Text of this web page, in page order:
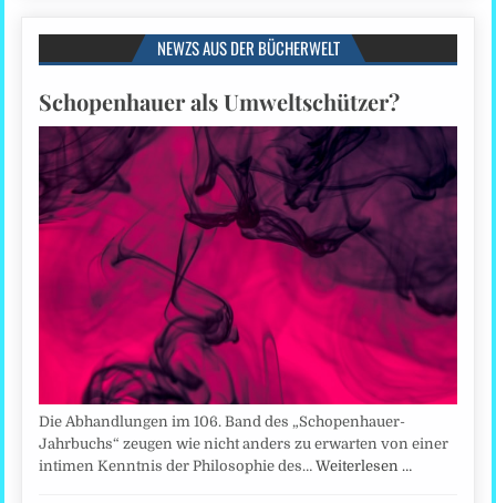
NEWZS AUS DER BÜCHERWELT
Schopenhauer als Umweltschützer?
Die Abhandlungen im 106. Band des „Schopenhauer-
Jahrbuchs“ zeugen wie nicht anders zu erwarten von einer
intimen Kenntnis der Philosophie des…Weiterlesen …